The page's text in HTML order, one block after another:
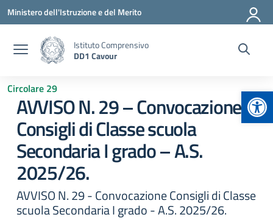
Vai ai contenuti
Vai al menu di navigazione
Vai al footer
Ministero dell'Istruzione e del Merito
Istituto Comprensivo
DD1 Cavour
Circolare 29
AVVISO N. 29 – Convocazione
Consigli di Classe scuola
Secondaria I grado – A.S.
2025/26.
AVVISO N. 29 - Convocazione Consigli di Classe
scuola Secondaria I grado - A.S. 2025/26.